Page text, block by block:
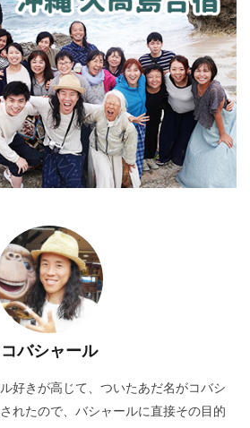
コバシャール
好きが高じて、ついたあだ名がコバシ
れたので、バシャールに直接その目的